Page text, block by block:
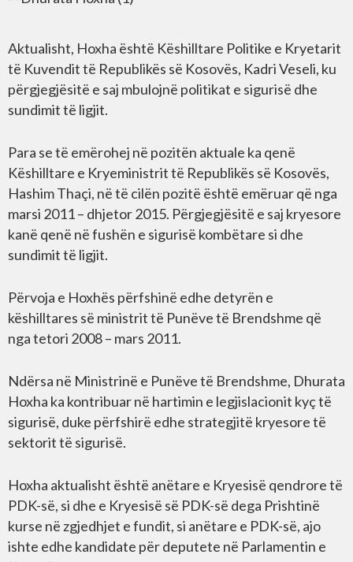
Aktualisht, Hoxha është Këshilltare Politike e Kryetarit
të Kuvendit të Republikës së Kosovës, Kadri Veseli, ku
përgjegjësitë e saj mbulojnë politikat e sigurisë dhe
sundimit të ligjit.
Para se të emërohej në pozitën aktuale ka qenë
Këshilltare e Kryeministrit të Republikës së Kosovës,
Hashim Thaçi, në të cilën pozitë është emëruar që nga
marsi 2011 – dhjetor 2015. Përgjegjësitë e saj kryesore
kanë qenë në fushën e sigurisë kombëtare si dhe
sundimit të ligjit.
Përvoja e Hoxhës përfshinë edhe detyrën e
këshilltares së ministrit të Punëve të Brendshme që
nga tetori 2008 – mars 2011.
Ndërsa në Ministrinë e Punëve të Brendshme, Dhurata
Hoxha ka kontribuar në hartimin e legjislacionit kyç të
sigurisë, duke përfshirë edhe strategjitë kryesore të
sektorit të sigurisë.
Hoxha aktualisht është anëtare e Kryesisë qendrore të
PDK-së, si dhe e Kryesisë së PDK-së dega Prishtinë
kurse në zgjedhjet e fundit, si anëtare e PDK-së, ajo
ishte edhe kandidate për deputete në Parlamentin e